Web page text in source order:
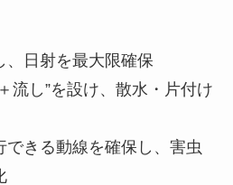
、日射を最大限確保
流し”を設け、散水・片付け
できる動線を確保し、害虫